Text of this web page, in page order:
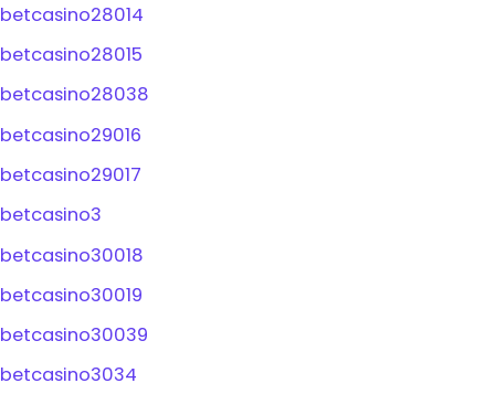
betcasino28014
betcasino28015
betcasino28038
betcasino29016
betcasino29017
betcasino3
betcasino30018
betcasino30019
betcasino30039
betcasino3034